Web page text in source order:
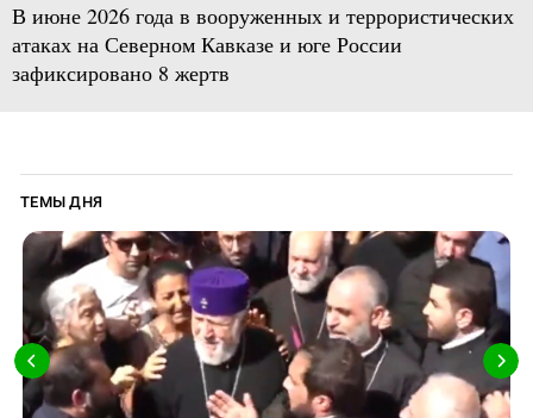
В июне 2026 года в вооруженных и террористических
атаках на Северном Кавказе и юге России
зафиксировано 8 жертв
ТЕМЫ ДНЯ